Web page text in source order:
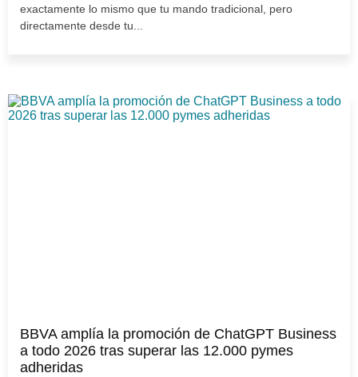
exactamente lo mismo que tu mando tradicional, pero
directamente desde tu...
BBVA amplía la promoción de ChatGPT Business
a todo 2026 tras superar las 12.000 pymes
adheridas